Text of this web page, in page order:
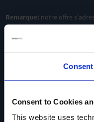
Consent
Consent to Cookies
This website uses
Remarque: notre offre